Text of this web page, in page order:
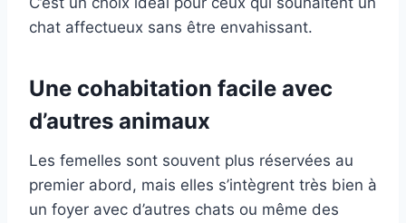
chat affectueux sans être envahissant.
Une cohabitation facile avec
d’autres animaux
Les femelles sont souvent plus réservées au
premier abord, mais elles s’intègrent très bien à
un foyer avec d’autres chats ou même des